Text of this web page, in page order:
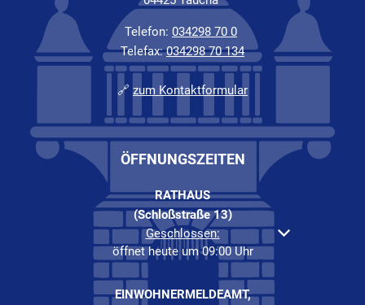
Telefon: 034298 70 0
Telefax:034298 70 134
🔗 zum Kontaktformular
ÖFFNUNGSZEITEN
RATHAUS
(Schloßstraße 13)
Klicken, um weitere Öffnungs- oder Schließzeiten
Geschlossen:
öffnet heute um 09:00 Uhr
EINWOHNERMELDEAMT,